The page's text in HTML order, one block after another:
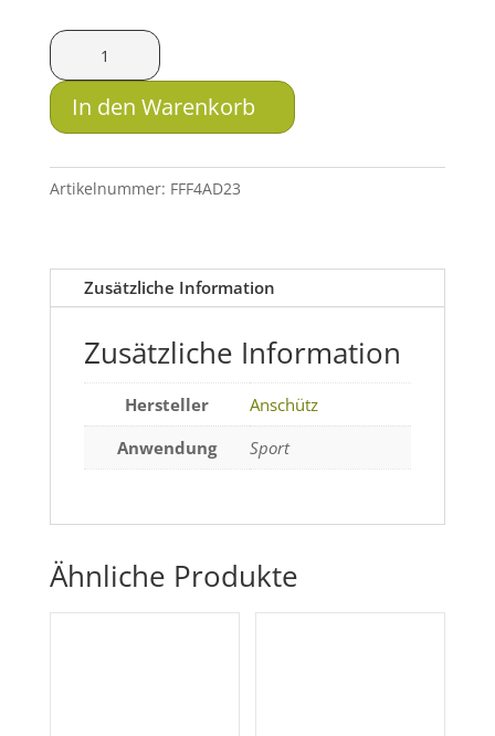
Anschütz
Führungsplatte
2213-
8510
In den Warenkorb
Artikelnummer: FFF4AD23
Zusätzliche Information
Zusätzliche Information
Hersteller
Anschütz
Anwendung
Sport
Ähnliche Produkte